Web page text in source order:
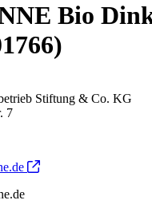
Bio
Stiftung & Co. KG
7